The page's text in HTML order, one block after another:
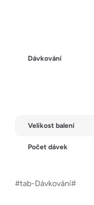
Dávkování
Velikost balení
Počet dávek
#tab-Dávkování#